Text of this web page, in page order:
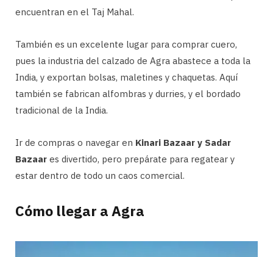
encuentran en el Taj Mahal.
También es un excelente lugar para comprar cuero,
pues la industria del calzado de Agra abastece a toda la
India, y exportan bolsas, maletines y chaquetas. Aquí
también se fabrican alfombras y durries, y el bordado
tradicional de la India.
Ir de compras o navegar en Kinari Bazaar y Sadar
Bazaar es divertido, pero prepárate para regatear y
estar dentro de todo un caos comercial.
Cómo llegar a Agra